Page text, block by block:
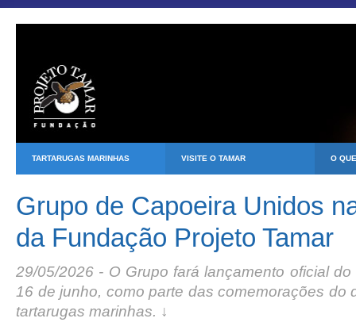
TARTARUGAS MARINHAS VISITE O TAMAR O
Grupo de Capoeira Unidos
da Fundação Projeto Tamar
29/05/2026 - O Grupo fará lançamento oficial
16 de junho, como parte das comemorações do
tartarugas marinhas. ↓